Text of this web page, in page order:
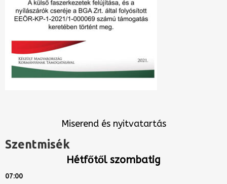
Miserend és nyitvatartás
Szentmisék
Hétfőtől szombatig
07:00